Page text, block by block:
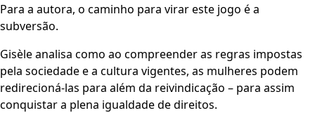
Para a autora, o caminho para virar este jogo é a
subversão.
Gisèle analisa como ao compreender as regras impostas
pela sociedade e a cultura vigentes, as mulheres podem
redirecioná-las para além da reivindicação – para assim
conquistar a plena igualdade de direitos.